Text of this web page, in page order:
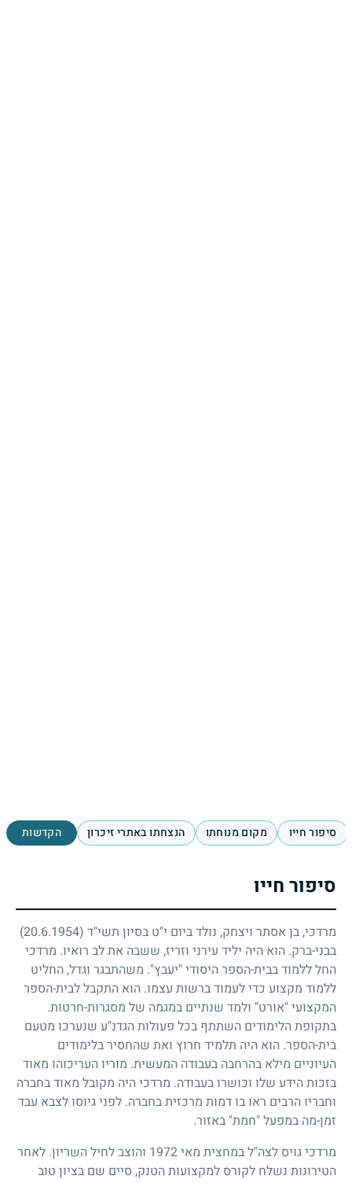
סיפור חייו מקום מנוחתו הנצחתו באתרי זיכרון הקדשות
סיפור חייו
מרדכי, בן אסתר ויצחק, נולד ביום י"ט בסיון תשי"ד (20.6.1954)
בבני-ברק. הוא היה יליד עירני וזריז, ששבה את לב רואיו. מרדכי
החל ללמוד בבית-הספר היסודי "יעבץ". משהתבגר וגדל, החליט
ללמוד מקצוע כדי לעמוד ברשות עצמו. הוא התקבל לבית-הספר
המקצועי "אורט" ולמד שנתיים במגמה של מסגרות-חרטות.
בתקופת הלימודים השתתף בכל פעולות הגדנ"ע שנערכו מטעם
בית-הספר. הוא היה תלמיד חרוץ ואת שהחסיר בלימודים
העיוניים מילא בהרחבה בעבודה המעשית. מוריו העריכוהו מאוד
בזכות הידע שלו וכושרו בעבודה. מרדכי היה מקובל מאוד בחברה
וחבריו הרבים ראו בו דמות מרכזית בחברה. לפני גיוסו לצבא עבד
זמן-מה במפעל "חמת" באזור.
מרדכי גויס לצה"ל במחצית מאי1972 והוצב לחיל השריון. לאחר
הטירונות נשלח לקורס למקצועות הטנק, סיים שם בציון טוב